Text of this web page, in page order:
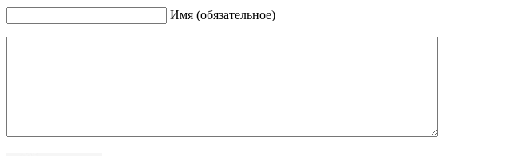
Имя (обязательное)